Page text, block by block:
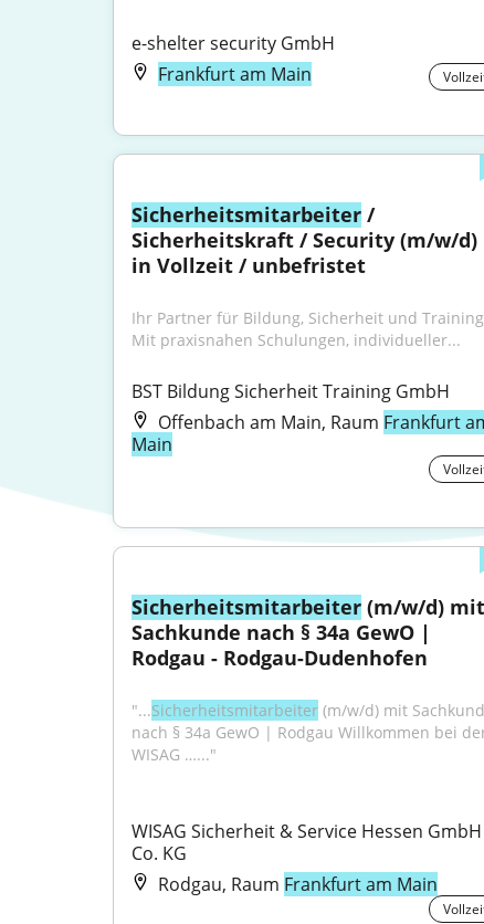
e-shelter security GmbH
Frankfurt am Main
Sicherheitsmitarbeiter /
Sicherheitskraft / Security (m/w/d)
in Vollzeit / unbefristet
Ihr Partner für Bildung, Sicherheit und Training
Mit praxisnahen Schulungen, individueller...
BST Bildung Sicherheit Training GmbH
Offenbach am Main, Raum Frankfurt
Main
Sicherheitsmitarbeiter (m/w/d) mit
Sachkunde nach § 34a GewO |
Rodgau - Rodgau-Dudenhofen
"...Sicherheitsmitarbeiter (m/w/d) mit
nach § 34a GewO | Rodgau Willkommen bei
WISAG …..."
WISAG Sicherheit & Service Hessen
Co. KG
Rodgau, Raum Frankfurt am Main